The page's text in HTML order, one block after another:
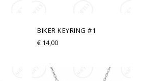
BIKER KEYRING #1
€ 14,00